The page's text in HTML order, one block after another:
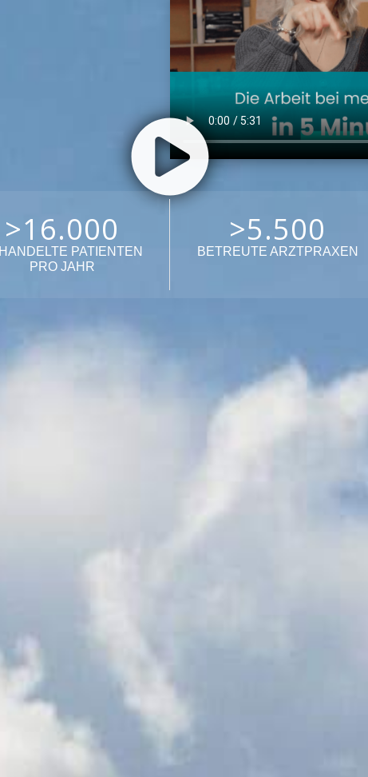
PATIENTEN
PRO JAHR
>16.000
BETREUTE ARZTPRAXEN
>5.500